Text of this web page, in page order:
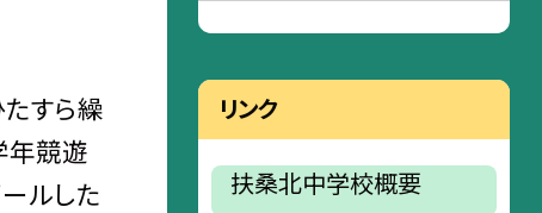
すら繰
年競遊
ルした
リンク
扶桑北中学校概要